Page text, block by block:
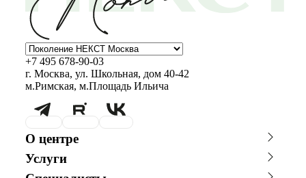
+7 495 678-90-03
г. Москва, ул. Школьная, дом 40-42
м.Римская, м.Площадь Ильича
О центре
О клинике
Благотворительность
График работы
Услуги
Консультации специалистов